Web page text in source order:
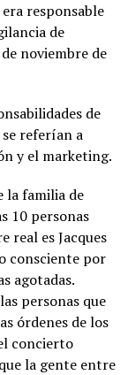
responsable
de
noviembre de
de
referían a
y el marketing.
la familia de
10 personas
real es Jacques
consciente por
agotadas.
personas que
órdenes de los
concierto
la gente entre